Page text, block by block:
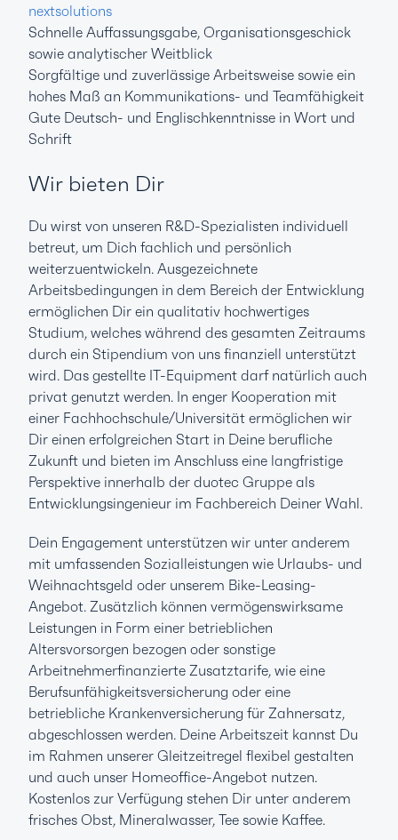
nextsolutions
Schnelle Auffassungsgabe, Organisationsgeschick
sowie analytischer Weitblick
Sorgfältige und zuverlässige Arbeitsweise sowie ein
hohes Maß an Kommunikations- und Teamfähigkeit
Gute Deutsch- und Englischkenntnisse in Wort und
Schrift
Wir bieten Dir
Du wirst von unseren R&D-Spezialisten individuell
betreut, um Dich fachlich und persönlich
weiterzuentwickeln. Ausgezeichnete
Arbeitsbedingungen in dem Bereich der Entwicklung
ermöglichen Dir ein qualitativ hochwertiges
Studium, welches während des gesamten Zeitraums
durch ein Stipendium von uns finanziell unterstützt
wird. Das gestellte IT-Equipment darf natürlich auch
privat genutzt werden. In enger Kooperation mit
einer Fachhochschule/Universität ermöglichen wir
Dir einen erfolgreichen Start in Deine berufliche
Zukunft und bieten im Anschluss eine langfristige
Perspektive innerhalb der duotec Gruppe als
Entwicklungsingenieur im Fachbereich Deiner Wahl.
Dein Engagement unterstützen wir unter anderem
mit umfassenden Sozialleistungen wie Urlaubs- und
Weihnachtsgeld oder unserem Bike-Leasing-
Angebot. Zusätzlich können vermögenswirksame
Leistungen in Form einer betrieblichen
Altersvorsorgen bezogen oder sonstige
Arbeitnehmerfinanzierte Zusatztarife, wie eine
Berufsunfähigkeitsversicherung oder eine
betriebliche Krankenversicherung für Zahnersatz,
abgeschlossen werden. Deine Arbeitszeit kannst Du
im Rahmen unserer Gleitzeitregel flexibel gestalten
und auch unser Homeoffice-Angebot nutzen.
Kostenlos zur Verfügung stehen Dir unter anderem
frisches Obst, Mineralwasser, Tee sowie Kaffee.